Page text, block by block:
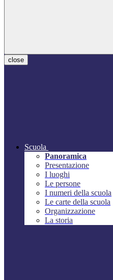
close
Scuola
Panoramica
Presentazione
I luoghi
Le persone
I numeri della scuola
Le carte della scuola
Organizzazione
La storia